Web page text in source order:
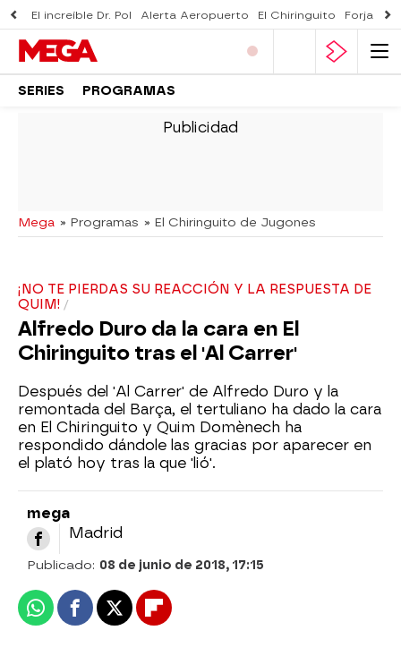
El increíble Dr. Pol Alerta Aeropuerto El Chiringuito Forjado
SERIES PROGRAMAS
Mega » Programas » El Chiringuito de Jugones
¡NO TE PIERDAS SU REACCIÓN Y LA RESPUESTA DE
QUIM!
Alfredo Duro da la cara en El
Chiringuito tras el 'Al Carrer'
Después del 'Al Carrer' de Alfredo Duro y la
remontada del Barça, el tertuliano ha dado la cara
en El Chiringuito y Quim Domènech ha
respondido dándole las gracias por aparecer en
el plató hoy tras la que 'lió'.
mega
Madrid
Publicado: 08 de junio de 2018, 17:15
WhatsappFacebook
X Flipboard